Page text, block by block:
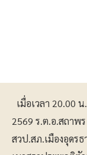
เมื่อเวลา 20.00
2569 ร.ต.อ.สถาพร
สวป.สภ.เมืองอุดร